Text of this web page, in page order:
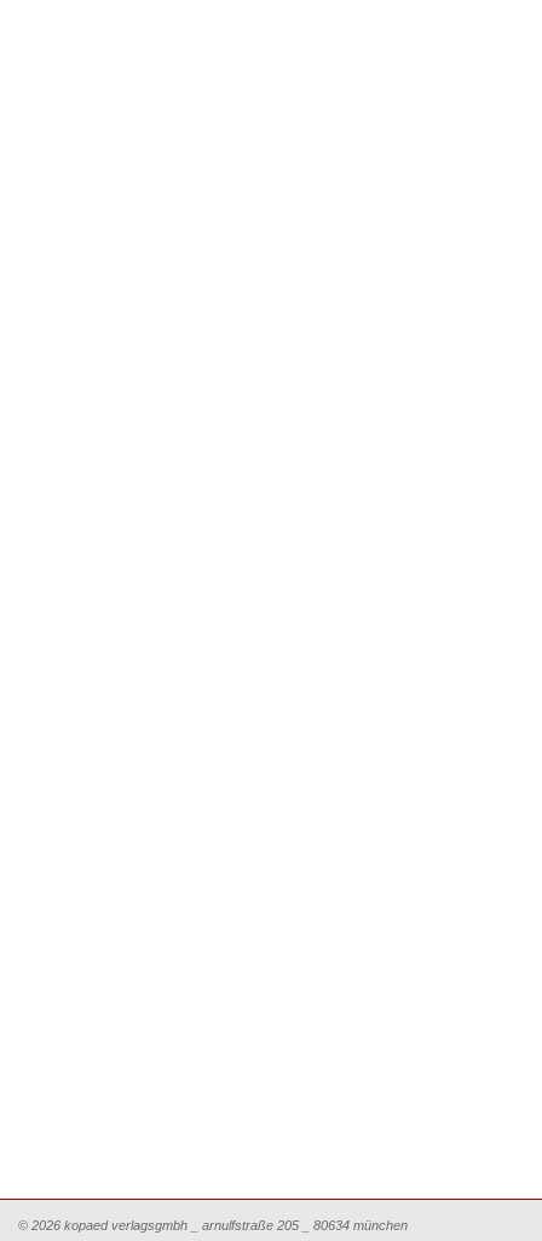
© 2026 kopaed verlagsgmbh _ arnulfstraße 205 _ 80634 münchen